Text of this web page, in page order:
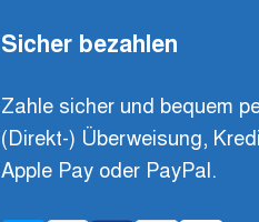
Sicher bezahlen
Zahle sicher und bequem
(Direkt-) Überweisung,
Apple Pay oder PayPal.